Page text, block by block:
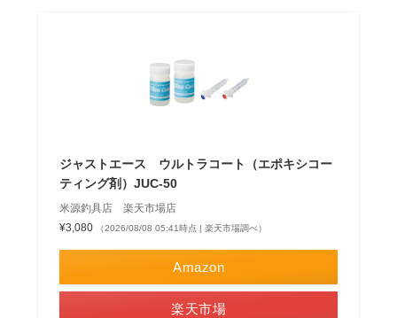
ジャストエース ウルトラコート（エポキシコー
ティング剤）JUC-50
米源釣具店 楽天市場店
¥3,080
（2026/08/08 05:41時点 | 楽天市場調べ）
Amazon
楽天市場